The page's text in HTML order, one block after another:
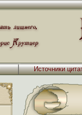
Источники